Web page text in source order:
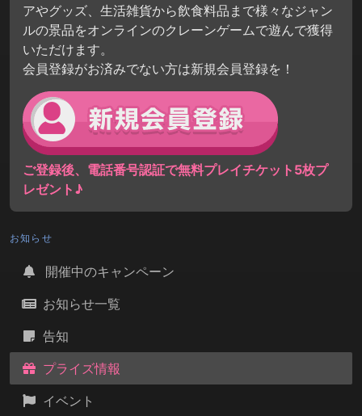
アやグッズ、生活雑貨から飲食料品まで様々なジャン
ルの景品をオンラインのクレーンゲームで遊んで獲得
いただけます。
会員登録がお済みでない方は新規会員登録を！
ご登録後、電話番号認証で無料プレイチケット5枚プ
レゼント♪
お知らせ
開催中のキャンペーン
お知らせ一覧
告知
プライズ情報
イベント